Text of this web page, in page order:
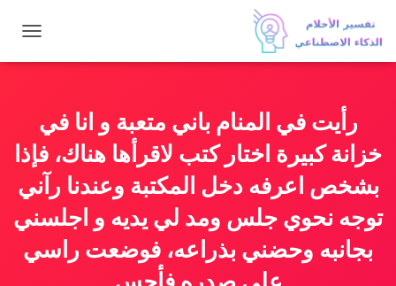
ب
ل
ت
ق
رأيت في المنام باني متعبة و انا في
خزانة كبيرة اختار كتب لاقرأها هناك، فإذا
بشخص اعرفه دخل المكتبة وعندنا رآني
توجه نحوي جلس ومد لي يديه و اجلسني
بجانبه وحضني بذراعه، فوضعت راسي